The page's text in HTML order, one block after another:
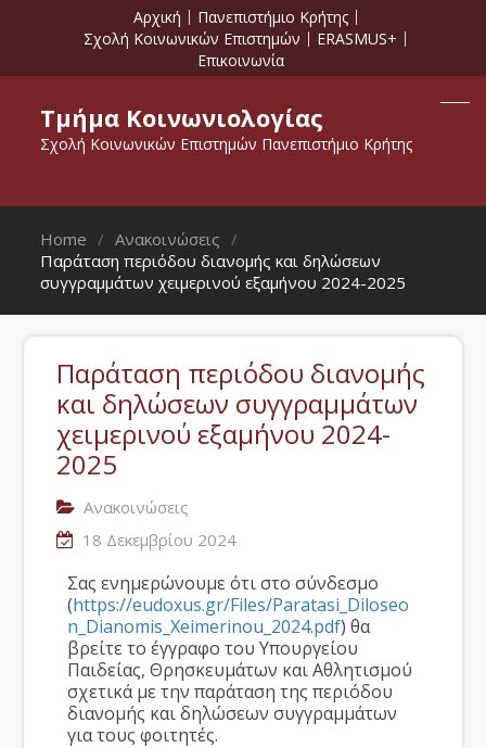
Αρχική
Πανεπιστήμιο Κρήτης
Σχολή Κοινωνικών Επιστημών
ERASMUS+
Επικοινωνία
Τμήμα Κοινωνιολογίας
Σχολή Κοινωνικών Επιστημών Πανεπιστήμιο Κρήτης
Home
Ανακοινώσεις
Παράταση περιόδου διανομής και δηλώσεων
συγγραμμάτων χειμερινού εξαμήνου 2024-2025
Παράταση περιόδου διανομής
και δηλώσεων συγγραμμάτων
χειμερινού εξαμήνου 2024-
2025
Ανακοινώσεις
18 Δεκεμβρίου 2024
Σας ενημερώνουμε ότι στο σύνδεσμο
(https://eudoxus.gr/Files/Paratasi_Diloseo
n_Dianomis_Xeimerinou_2024.pdf) θα
βρείτε το έγγραφο του Υπουργείου
Παιδείας, Θρησκευμάτων και Αθλητισμού
σχετικά με την παράταση της περιόδου
διανομής και δηλώσεων συγγραμμάτων
για τους φοιτητές.